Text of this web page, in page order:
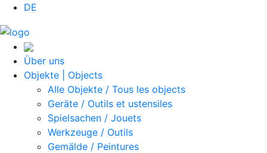
DE
Über uns
Objekte | Objects
Alle Objekte / Tous les objects
Geräte / Outils et ustensiles
Spielsachen / Jouets
Werkzeuge / Outils
Gemälde / Peintures